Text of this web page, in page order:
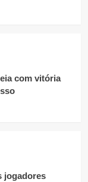
com vitória
jogadores